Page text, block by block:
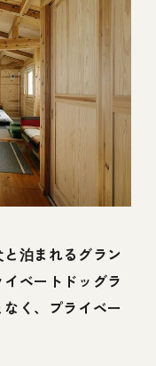
泊まれるグラン
ベートドッグラ
く、プライベー